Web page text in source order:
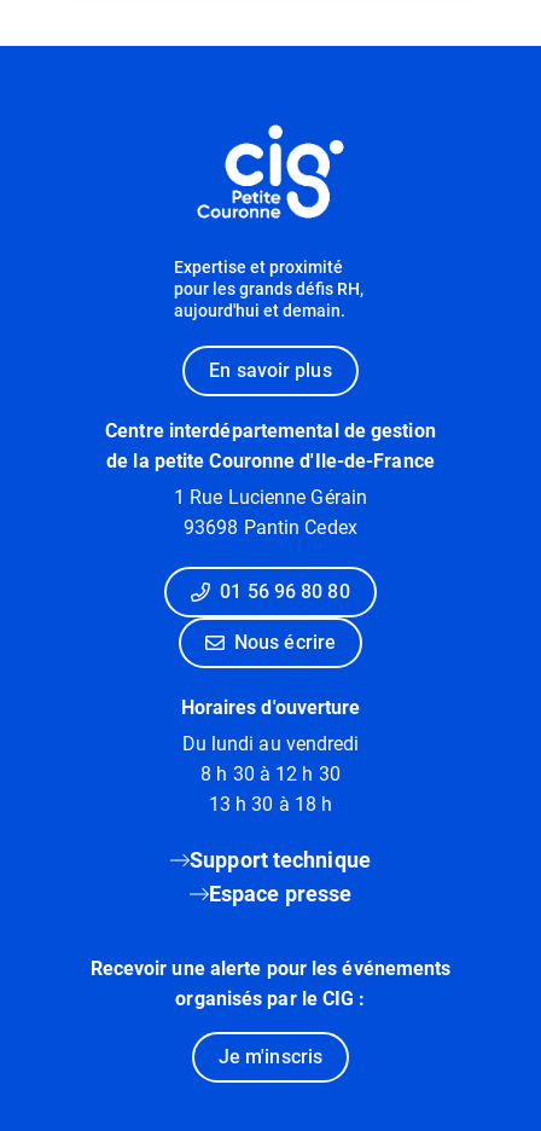
Expertise et proximité
pour les grands défis RH,
aujourd'hui et demain.
En savoir plus
Centre interdépartemental de gestion
de la petite Couronne d'Ile-de-France
1 Rue Lucienne Gérain
93698 Pantin Cedex
01 56 96 80 80
Nous écrire
Horaires d'ouverture
Du lundi au vendredi
8 h 30 à 12 h 30
13 h 30 à 18 h
Support technique
Espace presse
Recevoir une alerte pour les événements
organisés par le CIG :
Je m'inscris